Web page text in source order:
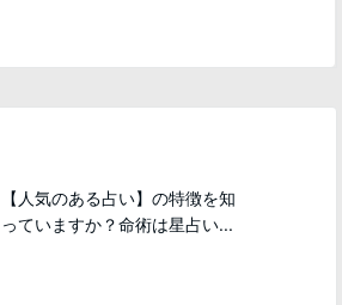
【人気のある占い】の特徴を知
っていますか？命術は星占い...